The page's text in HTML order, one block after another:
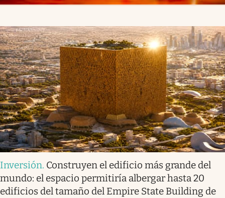
Inversión. Construyen el edificio más grande del
mundo: el espacio permitiría albergar hasta 20
edificios del tamaño del Empire State Building de